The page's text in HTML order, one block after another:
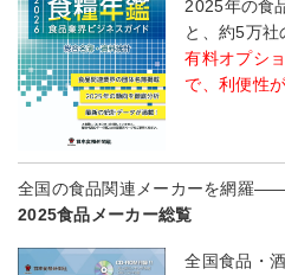
2025年の食
と、約5万社
有料オプシ
で、利便性
全国の食品関連メーカーを網羅
2025食品メーカー総覧
全国食品・